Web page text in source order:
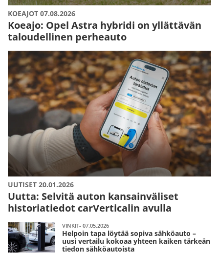
KOEAJOT 07.08.2026
Koeajo: Opel Astra hybridi on yllättävän
taloudellinen perheauto
UUTISET 20.01.2026
Uutta: Selvitä auton kansainväliset
historiatiedot carVerticalin avulla
VINKIT- 07.05.2026
Helpoin tapa löytää sopiva sähköauto –
uusi vertailu kokoaa yhteen kaiken tärkeän
tiedon sähköautoista